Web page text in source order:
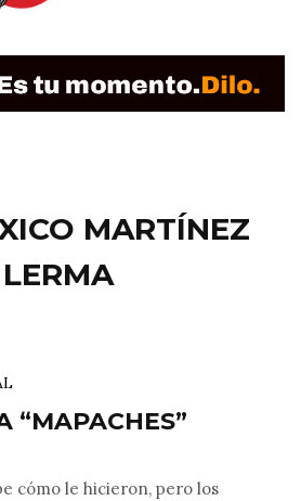
MARTÍNEZ
LERMA
“MAPACHES”
cómo le hicieron, pero los